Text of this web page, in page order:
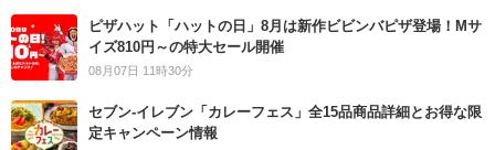
ピザハット「ハットの日」8月は新作ビビンバピザ登場！Mサ
イズ810円～の特大セール開催
08月07日 11時30分
セブン‐イレブン「カレーフェス」全15品商品詳細とお得な限
定キャンペーン情報